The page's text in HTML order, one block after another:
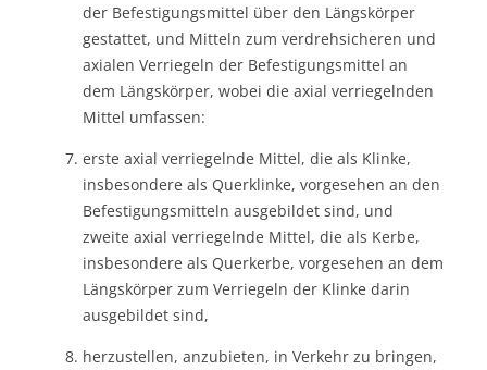
der Befestigungsmittel über den Längskörper
gestattet, und Mitteln zum verdrehsicheren und
axialen Verriegeln der Befestigungsmittel an
dem Längskörper, wobei die axial verriegelnden
Mittel umfassen:
erste axial verriegelnde Mittel, die als Klinke,
insbesondere als Querklinke, vorgesehen an den
Befestigungsmitteln ausgebildet sind, und
zweite axial verriegelnde Mittel, die als Kerbe,
insbesondere als Querkerbe, vorgesehen an dem
Längskörper zum Verriegeln der Klinke darin
ausgebildet sind,
herzustellen, anzubieten, in Verkehr zu bringen,